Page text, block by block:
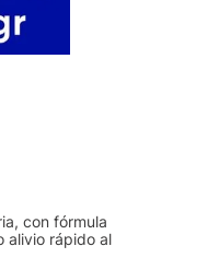
con fórmula
alivio rápido al